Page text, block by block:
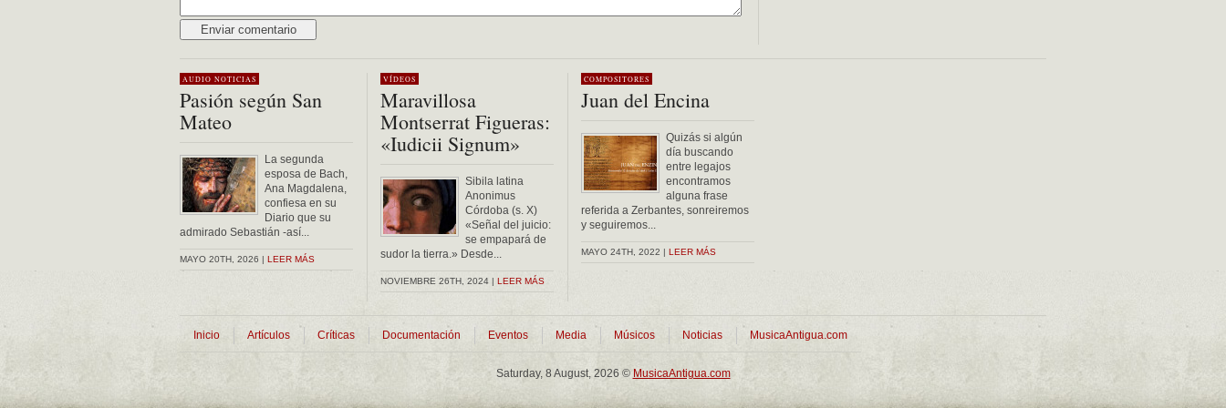
AUDIO NOTICIAS
Pasión según San
Mateo
La segunda
esposa de Bach,
Ana Magdalena,
confiesa en su
Diario que su
admirado Sebastián -así...
MAYO 20TH, 2026 | LEER MÁS
VÍDEOS
Maravillosa
Montserrat Figueras:
«Iudicii Signum»
Sibila latina
Anonimus
Córdoba (s. X)
«Señal del juicio:
se empapará de
sudor la tierra.» Desde...
NOVIEMBRE 26TH, 2024 | LEER MÁS
COMPOSITORES
Juan del Encina
Quizás si algún
día buscando
entre legajos
encontramos
alguna frase
referida a Zerbantes, sonreiremos
y seguiremos...
MAYO 24TH, 2022 | LEER MÁS
Inicio Artículos Críticas Documentación Eventos Media Músicos Noticias MusicaAntigua.com
Saturday, 8 August, 2026 © MusicaAntigua.com